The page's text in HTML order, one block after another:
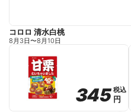
コロロ 清水白桃
8月3日〜8月10日
345
345税込
税込
円
円